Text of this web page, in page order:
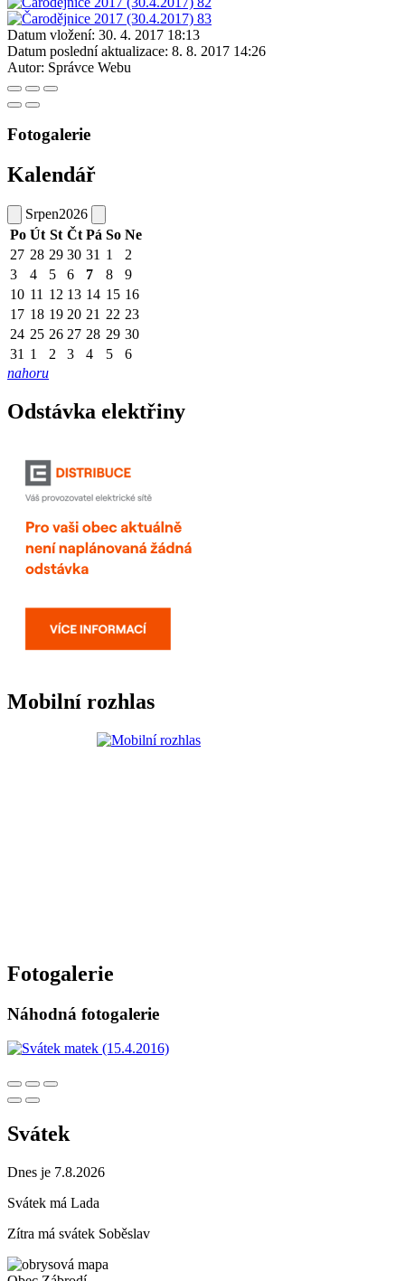
Datum vložení: 30. 4. 2017 18:13
Datum poslední aktualizace: 8. 8. 2017 14:26
Autor: Správce Webu
Fotogalerie
Kalendář
Srpen2026
Po Út St Čt Pá So Ne
27 28 29 30 31 1
2
3
4 5 6 7 8
9
10 11 12 13 14 15 16
17 18 19 20 21 22 23
24 25 26 27 28 29 30
31 1 2 3 4 5
6
nahoru
Odstávka elektřiny
Mobilní rozhlas
Fotogalerie
Náhodná fotogalerie
Svátek
Dnes je 7.8.2026
Svátek má Lada
Zítra má svátek Soběslav